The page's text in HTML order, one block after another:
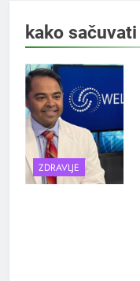
kako
ZDRAVLJE